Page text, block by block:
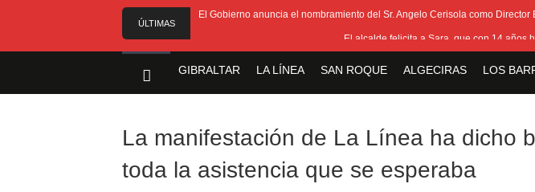
ÚLTIMAS
NOTICIAS
El Gobierno anuncia el nombramiento del Sr. Angelo Cerisola como
El alcalde felicita a Sara, que con 14 años
GIBRALTAR LA LÍNEA SAN ROQUE ALGECIRAS LOS
La manifestación de La Línea ha dicho
toda la asistencia que se esperaba